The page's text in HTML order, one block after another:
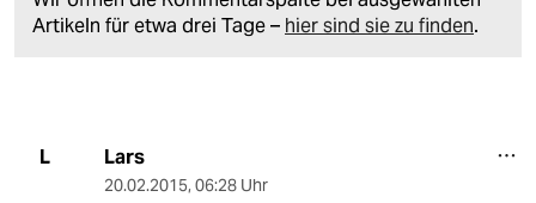
Artikeln für etwa drei Tage – hier sind sie zu finden.
L Lars
20.02.2015, 06:28 Uhr